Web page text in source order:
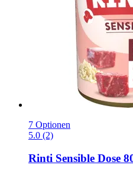
7 Optionen
5.0 (2)
Rinti Sensible Dose